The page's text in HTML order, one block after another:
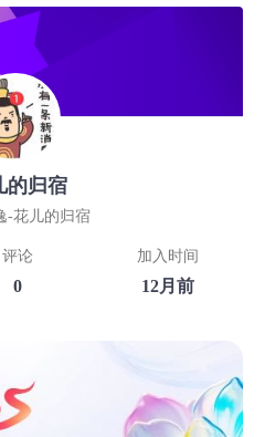
的归宿
-花儿的归宿
评论
0
加入时间
12月前